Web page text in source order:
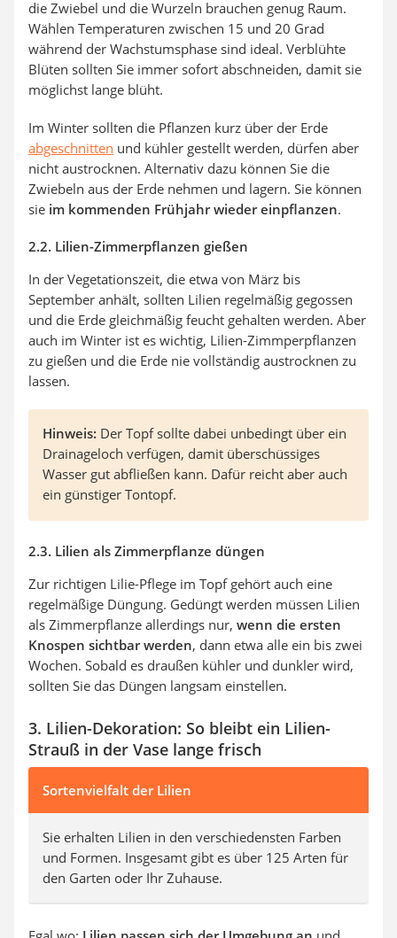
die Zwiebel und die Wurzeln brauchen genug Raum.
Wählen Temperaturen zwischen 15 und 20 Grad
während der Wachstumsphase sind ideal. Verblühte
Blüten sollten Sie immer sofort abschneiden, damit sie
möglichst lange blüht.
Im Winter sollten die Pflanzen kurz über der Erde
abgeschnitten und kühler gestellt werden, dürfen aber
nicht austrocknen. Alternativ dazu können Sie die
Zwiebeln aus der Erde nehmen und lagern. Sie können
sie im kommenden Frühjahr wieder einpflanzen.
2.2. Lilien-Zimmerpflanzen gießen
In der Vegetationszeit, die etwa von März bis
September anhält, sollten Lilien regelmäßig gegossen
und die Erde gleichmäßig feucht gehalten werden. Aber
auch im Winter ist es wichtig, Lilien-Zimmperpflanzen
zu gießen und die Erde nie vollständig austrocknen zu
lassen.
Hinweis: Der Topf sollte dabei unbedingt über ein
Drainageloch verfügen, damit überschüssiges
Wasser gut abfließen kann. Dafür reicht aber auch
ein günstiger Tontopf.
2.3. Lilien als Zimmerpflanze düngen
Zur richtigen Lilie-Pflege im Topf gehört auch eine
regelmäßige Düngung. Gedüngt werden müssen Lilien
als Zimmerpflanze allerdings nur, wenn die ersten
Knospen sichtbar werden, dann etwa alle ein bis zwei
Wochen. Sobald es draußen kühler und dunkler wird,
sollten Sie das Düngen langsam einstellen.
3. Lilien-Dekoration: So bleibt ein Lilien-
Strauß in der Vase lange frisch
Sortenvielfalt der Lilien
Sie erhalten Lilien in den verschiedensten Farben
und Formen. Insgesamt gibt es über 125 Arten für
den Garten oder Ihr Zuhause.